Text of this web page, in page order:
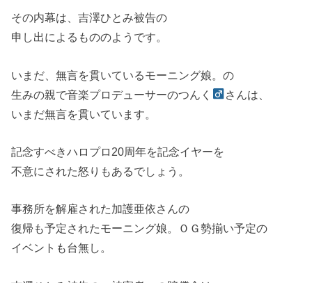
その内幕は、吉澤ひとみ被告の
申し出によるもののようです。
いまだ、無言を貫いているモーニング娘。の
生みの親で音楽プロデューサーのつんく
さんは、
いまだ無言を貫いています。
記念すべきハロプロ20周年を記念イヤーを
不意にされた怒りもあるでしょう。
事務所を解雇された加護亜依さんの
復帰も予定されたモーニング娘。ＯＧ勢揃い予定の
イベントも台無し。